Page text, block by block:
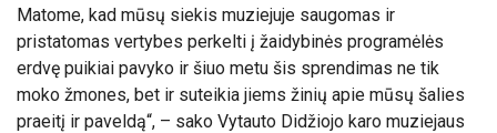
Matome, kad mūsų siekis muziejuje saugomas ir
pristatomas vertybes perkelti į žaidybinės programėlės
erdvę puikiai pavyko ir šiuo metu šis sprendimas ne tik
moko žmones, bet ir suteikia jiems žinių apie mūsų šalies
praeitį ir paveldą“, – sako Vytauto Didžiojo karo muziejaus